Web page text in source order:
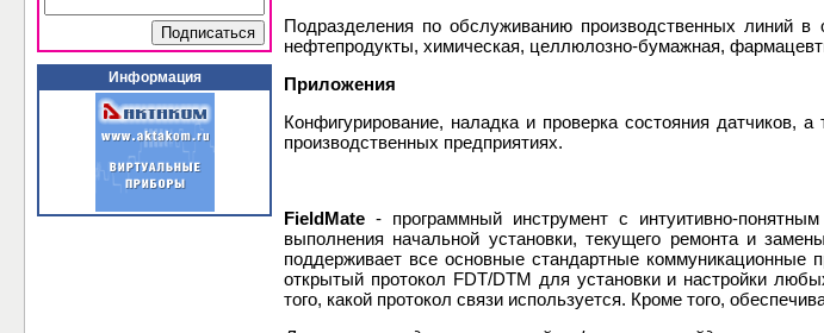
Информация
Подразделения по обслуживанию производственных линий
нефтепродукты, химическая, целлюлозно-бумажная,
Приложения
Конфигурирование, наладка и проверка состояния датчиков,
производственных предприятиях.
FieldMate - программный инструмент с интуитивно-
выполнения начальной установки, текущего ремонта и
поддерживает все основные стандартные коммуникационные
открытый протокол FDT/DTM для установки и настройки
того, какой протокол связи используется. Кроме того,